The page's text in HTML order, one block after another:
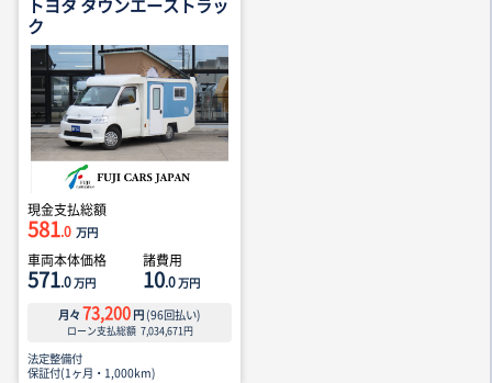
ク
現金支払総額
581.0 万円
車両本体価格
571.0万円
諸費用
10.0万円
月々 73,200 円 (96回払い)
ローン支払総額 7,034,671円
法定整備付
保証付(1ヶ月・1,000km)